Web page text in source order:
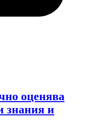
оценява
знания и